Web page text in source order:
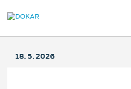
18. 5. 2026